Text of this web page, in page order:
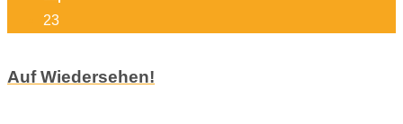
23
Auf Wiedersehen!